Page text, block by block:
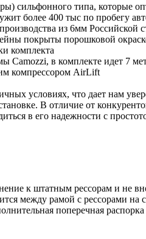
сильфонного типа, которые
более 400 тыс по пробегу
из 6мм
покрыты порошковой
комплекта
в комплекте идет 7
компрессором AirLift
условиях, что дает нам
В отличие от
в его надежности с
к штатным рессорам и не
между рамой с рессорами на
поперечная